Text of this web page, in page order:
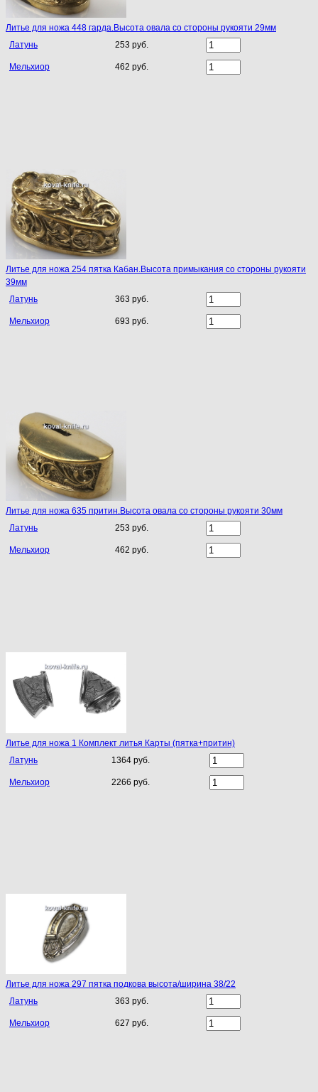
Литье для ножа 448 гарда.Высота овала со стороны рукояти 29мм
Латунь
253 руб.
Мельхиор 462 руб.
Литье для ножа 254 пятка Кабан.Высота примыкания со стороны рукояти
39мм
Латунь
363 руб.
Мельхиор 693 руб.
Литье для ножа 635 притин.Высота овала со стороны рукояти 30мм
Латунь
253 руб.
Мельхиор 462 руб.
Литье для ножа 1 Комплект литья Карты (пятка+притин)
Латунь
1364 руб.
Мельхиор 2266 руб.
Литье для ножа 297 пятка подкова высота/ширина 38/22
Латунь
363 руб.
Мельхиор 627 руб.